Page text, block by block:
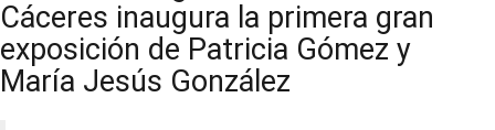
Cáceres inaugura la primera gran
exposición de Patricia Gómez y
María Jesús González